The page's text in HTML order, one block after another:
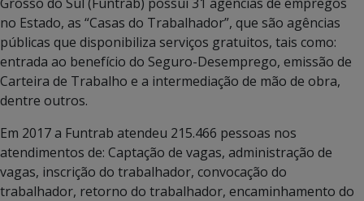
no Estado, as “Casas do Trabalhador”, que são agências
públicas que disponibiliza serviços gratuitos, tais como:
entrada ao benefício do Seguro-Desemprego, emissão de
Carteira de Trabalho e a intermediação de mão de obra,
dentre outros.
Em 2017 a Funtrab atendeu 215.466 pessoas nos
atendimentos de: Captação de vagas, administração de
vagas, inscrição do trabalhador, convocação do
trabalhador, retorno do trabalhador, encaminhamento do